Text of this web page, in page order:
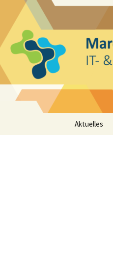
Inhalt
springen
IT- und
Aktuelles